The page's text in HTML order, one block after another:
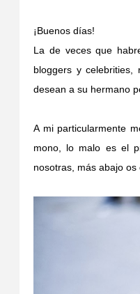
¡Buenos días!
La de veces que
bloggers y
desean a su hermano
A mi particularmente
mono, lo malo es el
nosotras, más abajo os